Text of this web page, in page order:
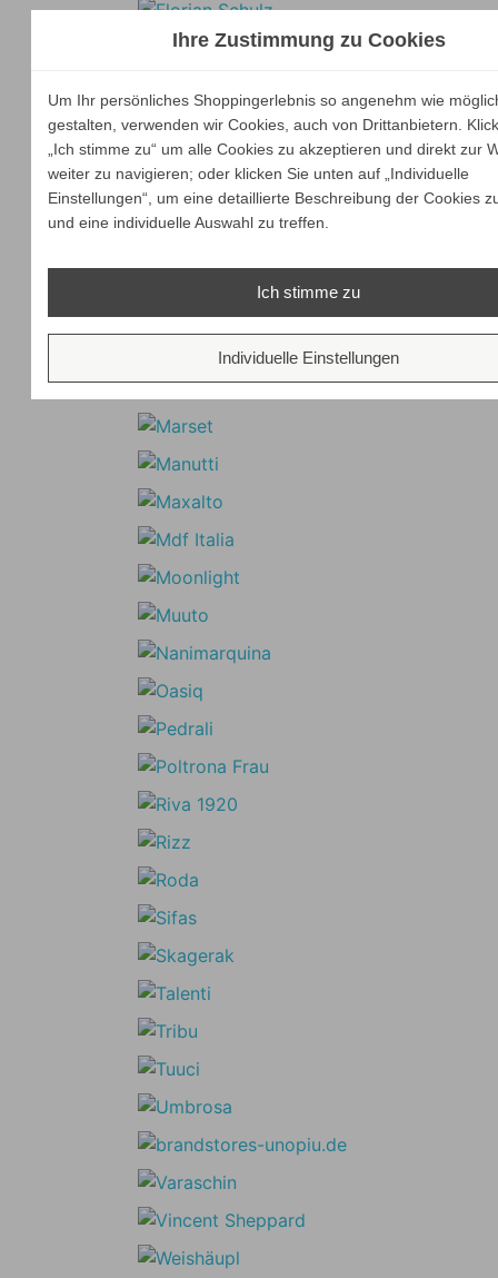
Ihre Zustimmung zu Cookies
Um Ihr persönliches Shoppingerlebnis so angenehm wie
gestalten, verwenden wir Cookies, auch von Drittanbietern.
„Ich stimme zu“ um alle Cookies zu akzeptieren und direkt zur
weiter zu navigieren; oder klicken Sie unten auf „Individuelle
Einstellungen“, um eine detaillierte Beschreibung der Cookies
und eine individuelle Auswahl zu treffen.
Ich stimme zu
Individuelle Einstellungen